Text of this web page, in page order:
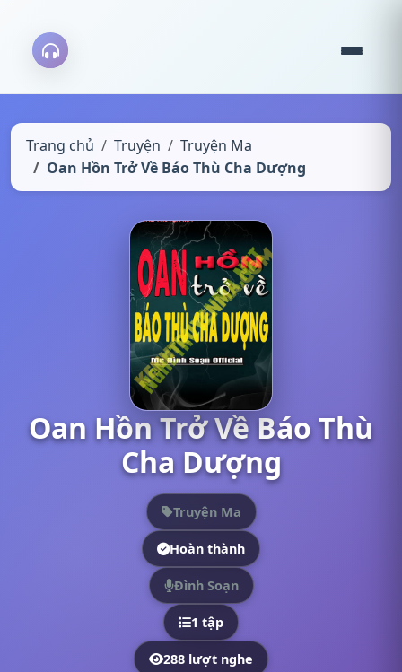
Trang chủ Truyện
Truyện Ma
Oan Hồn Trở Về Báo Thù Cha Dượng
Oan Hồn Trở Về Báo Thù
Cha Dượng
Truyện Ma
Hoàn thành
Đình Soạn
1 tập
288 lượt nghe